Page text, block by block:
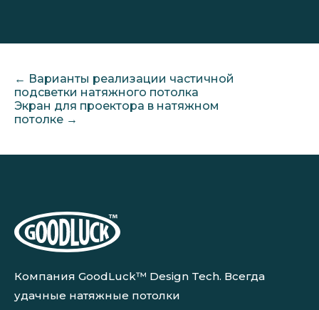
← Варианты реализации частичной
подсветки натяжного потолка
Экран для проектора в натяжном
потолке →
Компания GoodLuck™ Design Tech. Всегда
удачные натяжные потолки